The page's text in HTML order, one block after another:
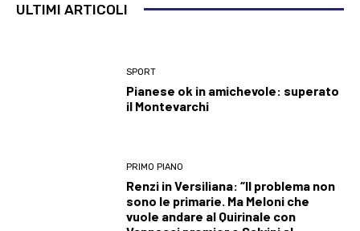
ULTIMI ARTICOLI
SPORT
Pianese ok in amichevole: superato
il Montevarchi
PRIMO PIANO
Renzi in Versiliana: “Il problema non
sono le primarie. Ma Meloni che
vuole andare al Quirinale con